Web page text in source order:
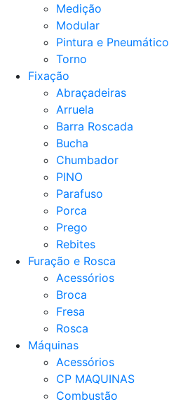
Medição
Modular
Pintura e Pneumático
Torno
Fixação
Abraçadeiras
Arruela
Barra Roscada
Bucha
Chumbador
PINO
Parafuso
Porca
Prego
Rebites
Furação e Rosca
Acessórios
Broca
Fresa
Rosca
Máquinas
Acessórios
CP MAQUINAS
Combustão